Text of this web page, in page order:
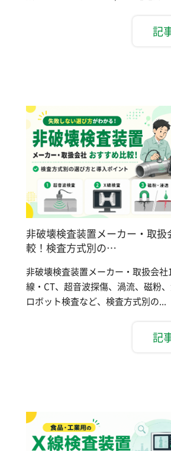
記
非破壊検査装置メーカー・取扱
較！検査方式別の…
非破壊検査装置メーカー・取扱会社
線・CT、超音波探傷、渦流、磁粉、
ロボット検査など、検査方式別の...
記